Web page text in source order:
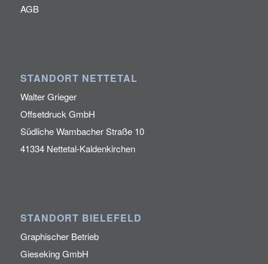
AGB
STANDORT NETTETAL
Walter Grieger
Offsetdruck GmbH
Südliche Wambacher Straße 10
41334 Nettetal-Kaldenkirchen
STANDORT BIELEFELD
Graphischer Betrieb
Gieseking GmbH